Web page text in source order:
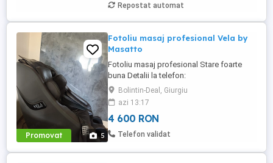
Repostat automat
Promovat 5
Fotoliu masaj profesional Vela by
Masatto
Fotoliu masaj profesional Stare foarte
buna Detalii la telefon:
Bolintin-Deal, Giurgiu
azi 13:17
4 600 RON
Telefon validat